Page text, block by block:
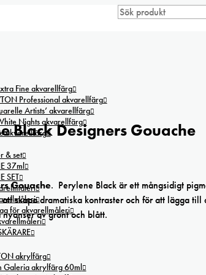
Fine akvarellfärg
Professional akvarellfärg
Artists’ akvarellfärg
Nights akvarellfärg
akvarellfärg
& set
37ml
SET
för akvarellmåleri
akrylfärg
Galeria akrylfärg 60ml
Black Designers Gouache
Gouache. Perylene Black är ett mångsidigt
skapa dramatiska kontraster och för att lägga till
av grönt och blått.